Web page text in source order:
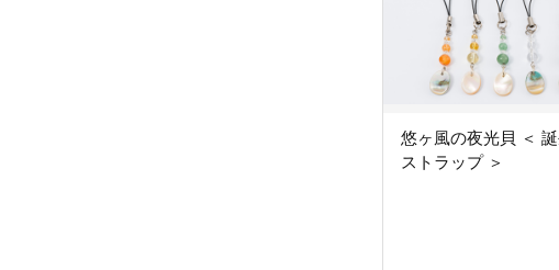
悠ヶ風の夜光貝 ＜
ストラップ ＞